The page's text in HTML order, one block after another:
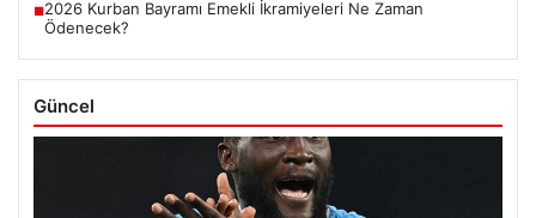
■2026 Kurban Bayramı Emekli İkramiyeleri Ne Zaman
Ödenecek?
Güncel